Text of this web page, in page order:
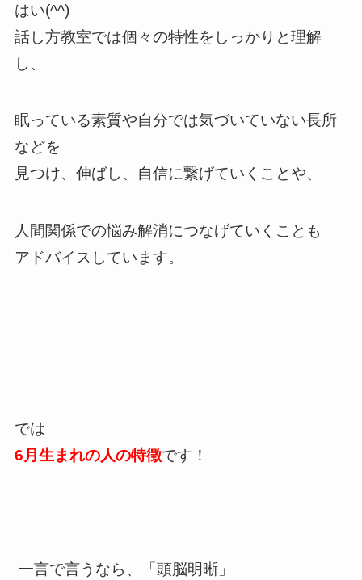
はい(^^)
話し方教室では個々の特性をしっかりと理解
し、
眠っている素質や自分では気づいていない長所
などを
見つけ、伸ばし、自信に繋げていくことや、
人間関係での悩み解消につなげていくことも
アドバイスしています。
では
6月生まれの人の特徴です！
一言で言うなら、「頭脳明晰」